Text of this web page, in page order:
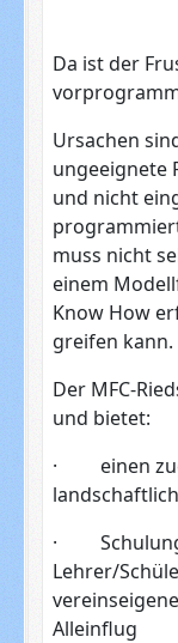
Da ist der
Ursachen
ungeeignete
und nicht
muss nicht
einem
Know How
greifen kann.
Der MFC-
und bietet:
· einen
·
Lehrer/
Alleinflug